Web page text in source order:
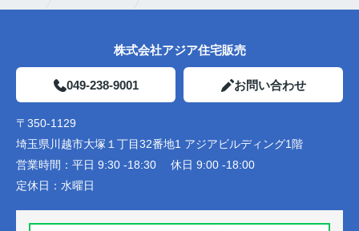
株式会社アジア住宅販売
049-238-9001 お問い合わせ
〒350-1129
埼玉県川越市大塚１丁目32番地1 アジアビルディング1階
営業時間： 平日 9:30 -18:30 休日 9:00 -18:00
定休日： 水曜日